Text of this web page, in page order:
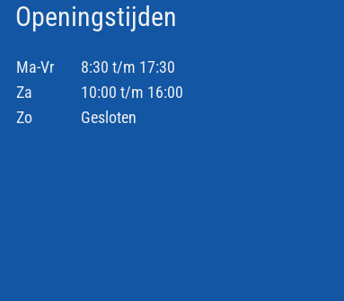
Openingstijden
Ma-Vr
8:30 t/m 17:30
Za
10:00 t/m 16:00
Zo
Gesloten